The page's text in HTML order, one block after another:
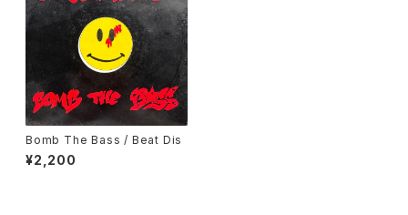
Bomb The Bass / Beat Dis
¥2,200